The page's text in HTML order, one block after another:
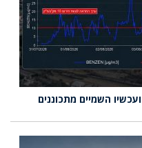
השמיים מתכוננים